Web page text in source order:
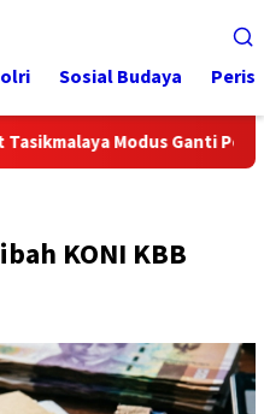
Sosial Budaya
Modus Ganti Pelat
KONI KBB